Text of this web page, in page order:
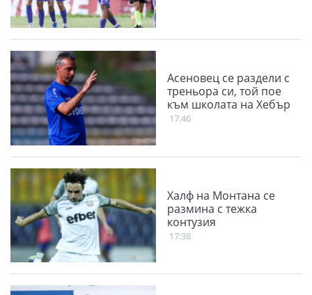
Асеновец се раздели с
треньора си, той пое
към школата на Хебър
17:46
Халф на Монтана се
размина с тежка
контузия
17:38